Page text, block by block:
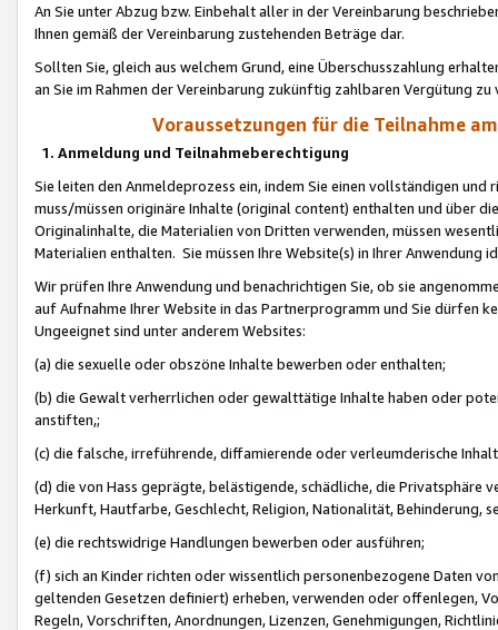
An Sie unter Abzug bzw. Einbehalt aller in der Vereinbarung
Ihnen gemäß der Vereinbarung zustehenden Beträge dar.
Sollten Sie, gleich aus welchem Grund, eine Überschusszahlung
an Sie im Rahmen der Vereinbarung zukünftig zahlbaren Vergütung zu
Voraussetzungen für die Teilnahme
1. Anmeldung und Teilnahmeberechtigung
Sie leiten den Anmeldeprozess ein, indem Sie einen vollständigen
muss/müssen originäre Inhalte (original content) enthalten und über
Originalinhalte, die Materialien von Dritten verwenden, müssen
Materialien enthalten. Sie müssen Ihre Website(s) in Ihrer Anwendung
Wir prüfen Ihre Anwendung und benachrichtigen Sie, ob sie
auf Aufnahme Ihrer Website in das Partnerprogramm und Sie dürfen
Ungeeignet sind unter anderem Websites:
(a) die sexuelle oder obszöne Inhalte bewerben oder enthalten;
(b) die Gewalt verherrlichen oder gewalttätige Inhalte haben oder
anstiften,;
(c) die falsche, irreführende, diffamierende oder verleumderische
(d) die von Hass geprägte, belästigende, schädliche, die Privatsphäre
Herkunft, Hautfarbe, Geschlecht, Religion, Nationalität, Behinderung,
(e) die rechtswidrige Handlungen bewerben oder ausführen;
(f) sich an Kinder richten oder wissentlich personenbezogene Daten
geltenden Gesetzen definiert) erheben, verwenden oder offenlegen,
Regeln, Vorschriften, Anordnungen, Lizenzen, Genehmigungen,